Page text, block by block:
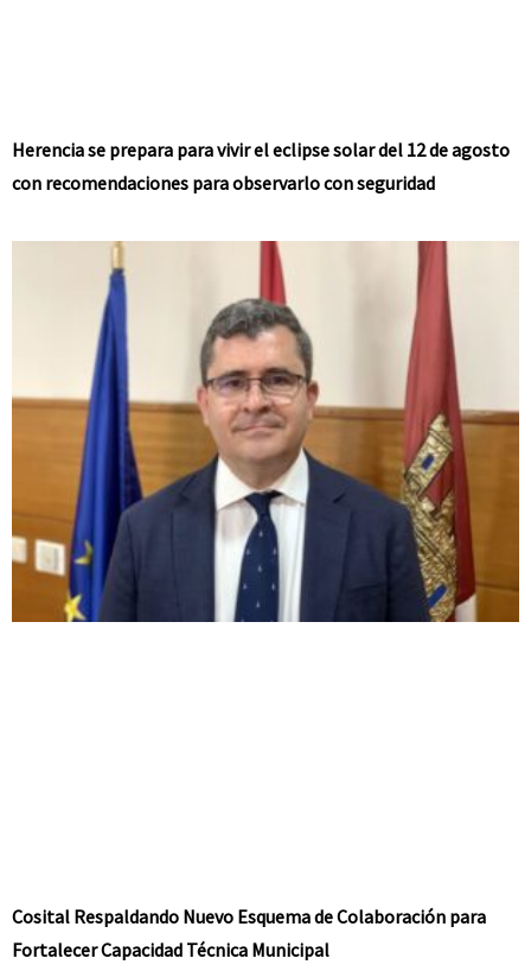
Herencia se prepara para vivir el eclipse solar del 12 de agosto
con recomendaciones para observarlo con seguridad
Cosital Respaldando Nuevo Esquema de Colaboración para
Fortalecer Capacidad Técnica Municipal